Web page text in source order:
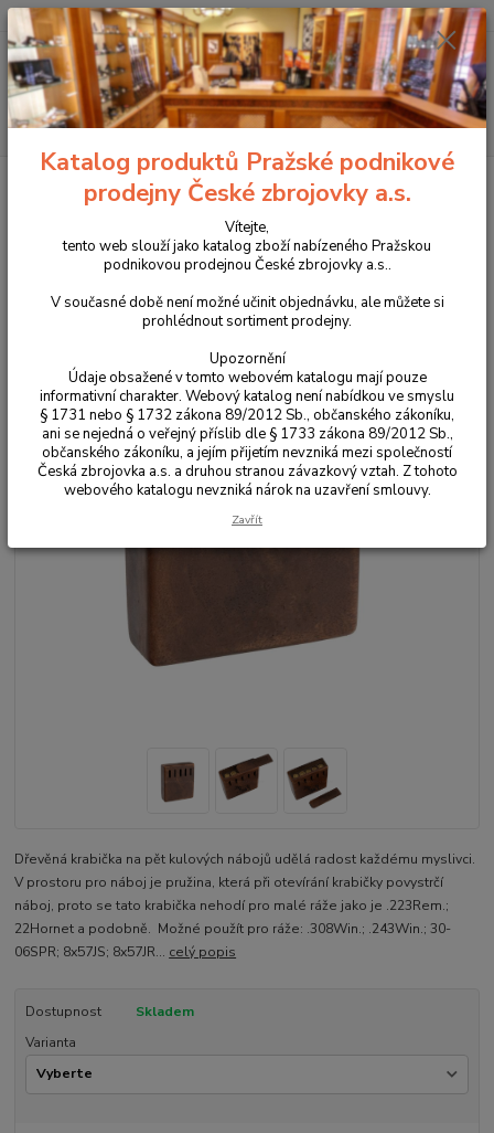
Menu
Hledat
+420 225 375 800
Pouzdra, kufry na zbraně a batohy
Řemeny na zbraně a nábojové
Pouzdra na náboje, návleky na pažbu Dřevěný box na náboje
Dřevěný box na náboje
Dřevěná krabička na pět kulových nábojů udělá radost každému myslivci.
V prostoru pro náboj je pružina, která při otevírání krabičky povystrčí
náboj, proto se tato krabička nehodí pro malé ráže jako je .223Rem.;
22Hornet a podobně. Možné použít pro ráže: .308Win.; .243Win.; 30-
06SPR; 8x57JS; 8x57JR... celý popis
Dostupnost
Skladem
Varianta
Katalog produktů Pražské podnikové
prodejny České zbrojovky a.s.
Vítejte,
tento web slouží jako katalog zboží nabízeného Pražskou
podnikovou prodejnou České zbrojovky a.s..
V současné době není možné učinit objednávku, ale můžete si
prohlédnout sortiment prodejny.
Upozornění
Údaje obsažené v tomto webovém katalogu mají pouze
informativní charakter. Webový katalog není nabídkou ve smyslu
§ 1731 nebo § 1732 zákona 89/2012 Sb., občanského zákoníku,
ani se nejedná o veřejný příslib dle § 1733 zákona 89/2012 Sb.,
občanského zákoníku, a jejím přijetím nevzniká mezi společností
Česká zbrojovka a.s. a druhou stranou závazkový vztah. Z tohoto
webového katalogu nevzniká nárok na uzavření smlouvy.
Zavřít